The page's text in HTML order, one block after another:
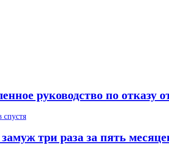
руководство по отказу
спустя
три раза за пять